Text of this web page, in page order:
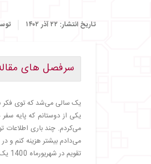
تاریخ انتشار: ۲۲ آذر ۱۴۰۲
سرفصل های
・روز اول
روز دوم
روز سوم
・ روز چهارم
・روز پنجم
・روز ششم
・ همه راه‌ها به رم ختم
یک سالی می‌شد که توی فکر
یکی از دوستانم که پایه
می‌کردم. چند باری اطلاعات
می‌دادم بیشتر هزینه کنم و
تقویم در شهریورماه 1400 یک